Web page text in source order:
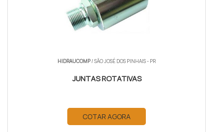
HIDRAUCOMP/ SÃO JOSÉ DOS PINHAIS - PR
JUNTAS ROTATIVAS
COTAR AGORA